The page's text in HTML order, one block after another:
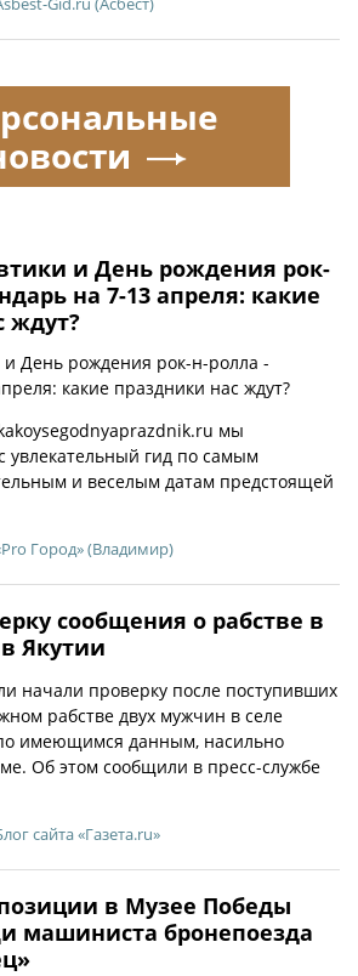
и День рождения рок-
на 7-13 апреля: какие
ждут?
День рождения рок-н-ролла -
какие праздники нас ждут?
мы
увлекательный гид по самым
и веселым датам предстоящей
Город» (Владимир)
сообщения о рабстве в
Якутии
начали проверку после поступивших
рабстве двух мужчин в селе
имеющимся данным, насильно
Об этом сообщили в пресс-службе
сайта «Газета.ru»
в Музее Победы
машиниста бронепоезда